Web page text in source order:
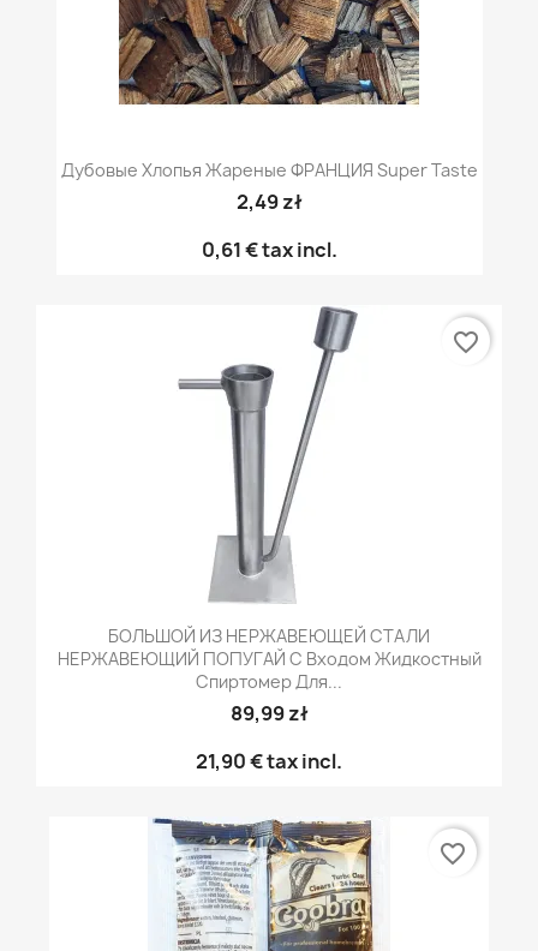
Дубовые Хлопья Жареные ФРАНЦИЯ Super Taste
2,49 zł
0,61 €tax incl.
БОЛЬШОЙ ИЗ НЕРЖАВЕЮЩЕЙ СТАЛИ
НЕРЖАВЕЮЩИЙ ПОПУГАЙ С Входом Жидкостный
Спиртомер Для...
89,99 zł
21,90 €tax incl.
favorite_border
favorite_border